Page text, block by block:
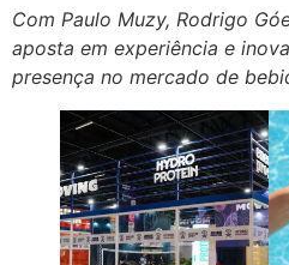
Com Paulo Muzy, Rodrigo
aposta em experiência e
presença no mercado de